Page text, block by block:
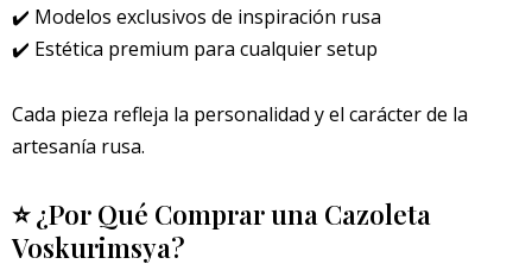
✔️ Modelos exclusivos de inspiración rusa
✔️ Estética premium para cualquier setup
Cada pieza refleja la personalidad y el carácter de la
artesanía rusa.
⭐ ¿Por Qué Comprar una Cazoleta
Voskurimsya?